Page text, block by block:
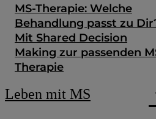
MS-Therapie: Welche
Behandlung passt zu
Mit Shared Decision
Making zur passenden
Therapie
Leben mit MS